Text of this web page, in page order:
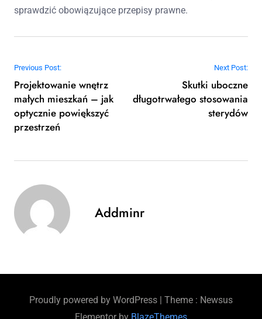
sprawdzić obowiązujące przepisy prawne.
Nawigacja wpisu
Previous Post:
Projektowanie wnętrz
małych mieszkań – jak
optycznie powiększyć
przestrzeń
Next Post:
Skutki uboczne
długotrwałego stosowania
sterydów
Addminr
Proudly powered by WordPress | Theme : Newsus